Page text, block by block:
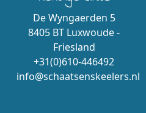
De Wyngaerden 5
8405 BT Luxwoude -
Friesland
+31(0)610-446492
info@schaatsenskeelers.nl